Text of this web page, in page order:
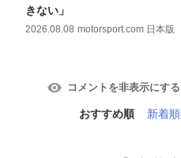
きない」
2026.08.08 motorsport.com 日本版
コメントを非表示にする
おすすめ順 新着順